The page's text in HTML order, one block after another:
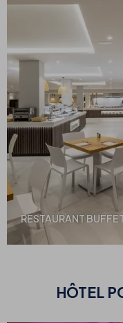
RESTAURANT
HÔTEL